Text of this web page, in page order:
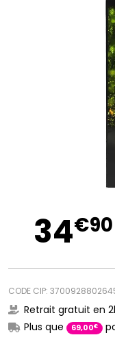
34€90
CODE CIP:
Retrait gratuit en
Plus que
69,00€